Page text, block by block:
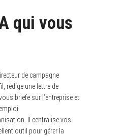
qui vous
de campagne
rédige une lettre de
briefe sur l’entreprise et
Il centralise vos
outil pour gérer la